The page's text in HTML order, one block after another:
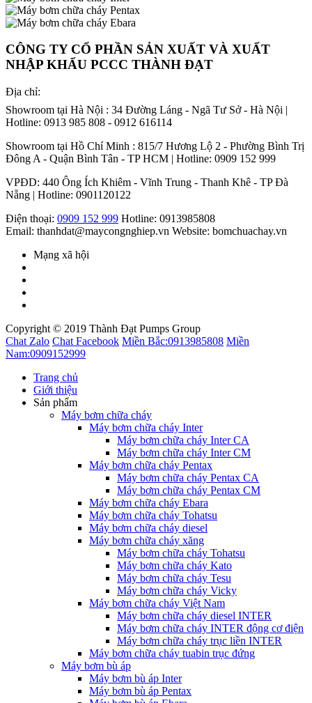
CÔNG TY CỔ PHẦN SẢN XUẤT VÀ XUẤT
NHẬP KHẨU PCCC THÀNH ĐẠT
Địa chỉ:
Showroom tại Hà Nội : 34 Đường Láng - Ngã Tư Sở - Hà Nội |
Hotline: 0913 985 808 - 0912 616114
Showroom tại Hồ Chí Minh : 815/7 Hương Lộ 2 - Phường Bình Trị
Đông A - Quận Bình Tân - TP HCM | Hotline: 0909 152 999
VPĐD: 440 Ông Ích Khiêm - Vĩnh Trung - Thanh Khê - TP Đà
Nẵng | Hotline: 0901120122
Điện thoại: 0909 152 999 Hotline: 0913985808
Email: thanhdat@maycongnghiep.vn Website: bomchuachay.vn
Mạng xã hội
Copyright © 2019 Thành Đạt Pumps Group
Chat Zalo Chat Facebook Miền Bắc:0913985808 Miền
Nam:0909152999
Trang chủ
Giới thiệu
Sản phẩm
Máy bơm chữa cháy
Máy bơm chữa cháy Inter
Máy bơm chữa cháy Inter CA
Máy bơm chữa cháy Inter CM
Máy bơm chữa cháy Pentax
Máy bơm chữa cháy Pentax CA
Máy bơm chữa cháy Pentax CM
Máy bơm chữa cháy Ebara
Máy bơm chữa cháy Tohatsu
Máy bơm chữa cháy diesel
Máy bơm chữa cháy xăng
Máy bơm chữa cháy Tohatsu
Máy bơm chữa cháy Kato
Máy bơm chữa cháy Tesu
Máy bơm chữa cháy Vicky
Máy bơm chữa cháy Việt Nam
Máy bơm chữa cháy diesel INTER
Máy bơm chữa cháy INTER động cơ điện
Máy bơm chữa cháy trục liền INTER
Máy bơm chữa cháy tuabin trục đứng
Máy bơm bù áp
Máy bơm bù áp Inter
Máy bơm bù áp Pentax